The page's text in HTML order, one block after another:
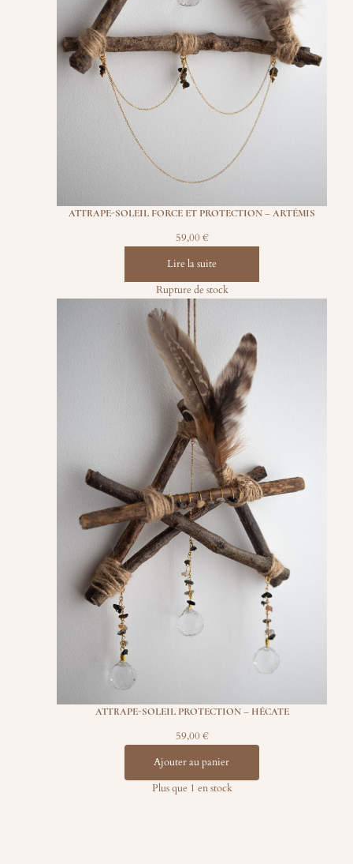
ATTRAPE-SOLEIL FORCE ET PROTECTION – ARTÉMIS
59,00€
Lire la suite
Rupture de stock
ATTRAPE-SOLEIL PROTECTION – HÉCATE
59,00€
Ajouter au panier
Plus que 1 en stock